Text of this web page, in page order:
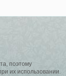
поэтому
их использовании.